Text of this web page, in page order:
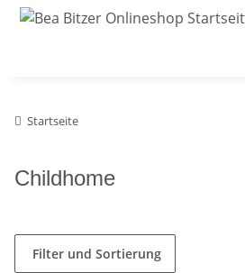
Startseite
Childhome
Filter und Sortierung